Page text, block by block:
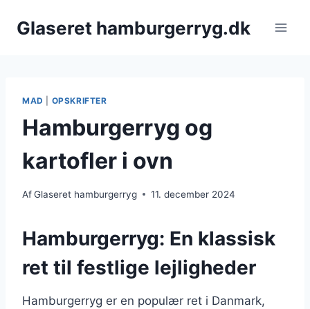
Glaseret hamburgerryg.dk
MAD OPSKRIFTER
Hamburgerryg og
kartofler i ovn
AfGlaseret hamburgerryg 11. december 2024
Hamburgerryg: En klassisk
ret til festlige lejligheder
Hamburgerryg er en populær ret i Danmark,